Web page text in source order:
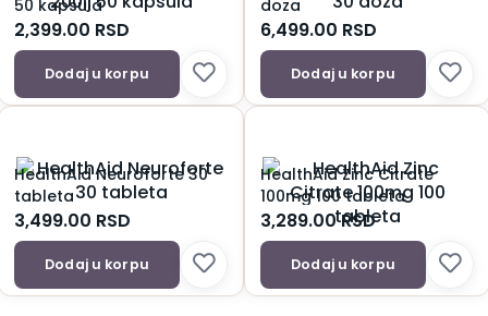
50 kapsula
2,399.00 RSD
Dodaj u korpu
doza
6,499.00 RSD
Dodaj u korpu
HealthAid Neuroforte 30
tableta
3,499.00 RSD
Dodaj u korpu
HealthAid Zinc Citrate
100mg 100 tableta
3,289.00RSD
Dodaj u korpu